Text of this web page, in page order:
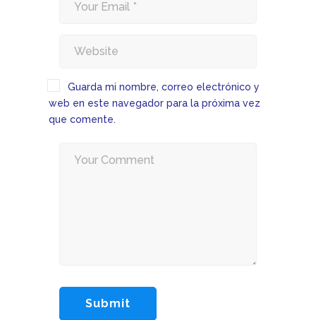
Guarda mi nombre, correo electrónico y
web en este navegador para la próxima vez
que comente.